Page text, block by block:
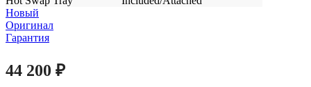
Новый
Оригинал
Гарантия
44 200 ₽